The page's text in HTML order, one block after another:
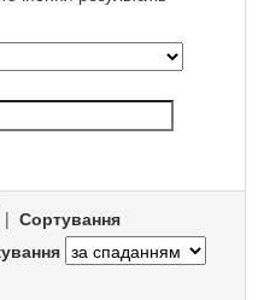
| Сортування